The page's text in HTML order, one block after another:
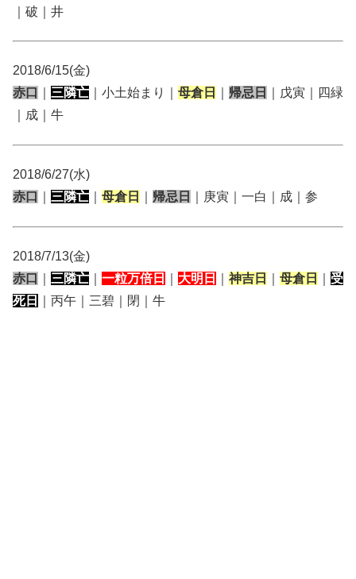
｜破｜井
2018/6/15(金)
赤口
三隣亡 ｜小土始まり｜ 母倉日 帰忌日
｜戊寅｜四緑
｜成｜牛
2018/6/27(水)
赤口
三隣亡 母倉日 帰忌日 ｜庚寅｜一白｜成｜参
2018/7/13(金)
赤口
三隣亡 一粒万倍日 大明日 神吉日 母倉日
受
死日
｜丙午｜三碧｜閉｜牛